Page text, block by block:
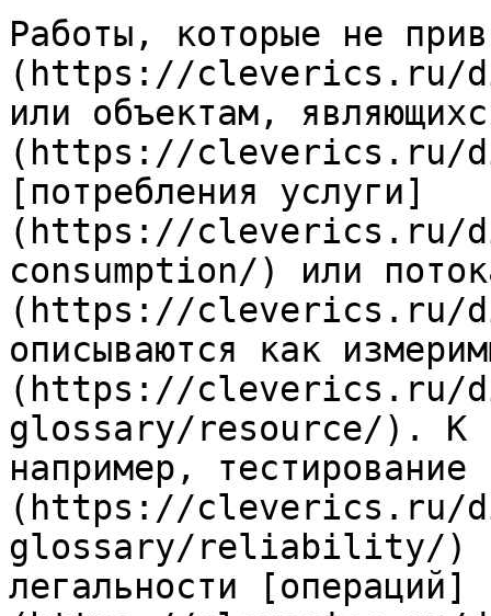
Работы, которые не
(https://cleverics.ru/
или объектам,
(https://cleverics.ru/
[потребления услуги]
(https://cleverics.ru/
consumption/) или
(https://cleverics.ru/
описываются как
(https://cleverics.ru/
glossary/resource/). К
например,
(https://cleverics.ru/
glossary/reliability/)
легальности [операций]